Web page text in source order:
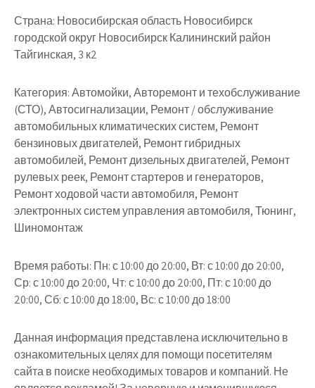
Страна: Новосибирская область Новосибирск
городской округ Новосибирск Калининский район
Тайгинская, 3 к2
Категория:Автомойки, Авторемонт и техобслуживание
(СТО), Автосигнализации, Ремонт / обслуживание
автомобильных климатических систем, Ремонт
бензиновых двигателей, Ремонт гибридных
автомобилей, Ремонт дизельных двигателей, Ремонт
рулевых реек, Ремонт стартеров и генераторов,
Ремонт ходовой части автомобиля, Ремонт
электронных систем управления автомобиля, Тюнинг,
Шиномонтаж
Время работы: Пн: с 10:00 до 20:00, Вт: с 10:00 до 20:00,
Ср: с 10:00 до 20:00, Чт: с 10:00 до 20:00, Пт: с 10:00 до
20:00, Сб: с 10:00 до 18:00, Вс: с 10:00 до 18:00
Данная информация представлена исключительно в
ознакомительных целях для помощи посетителям
сайта в поиске необходимых товаров и компаний. Не